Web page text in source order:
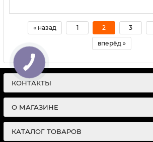
« назад 1 2 3
вперёд »
КОНТАКТЫ
О МАГАЗИНЕ
КАТАЛОГ ТОВАРОВ